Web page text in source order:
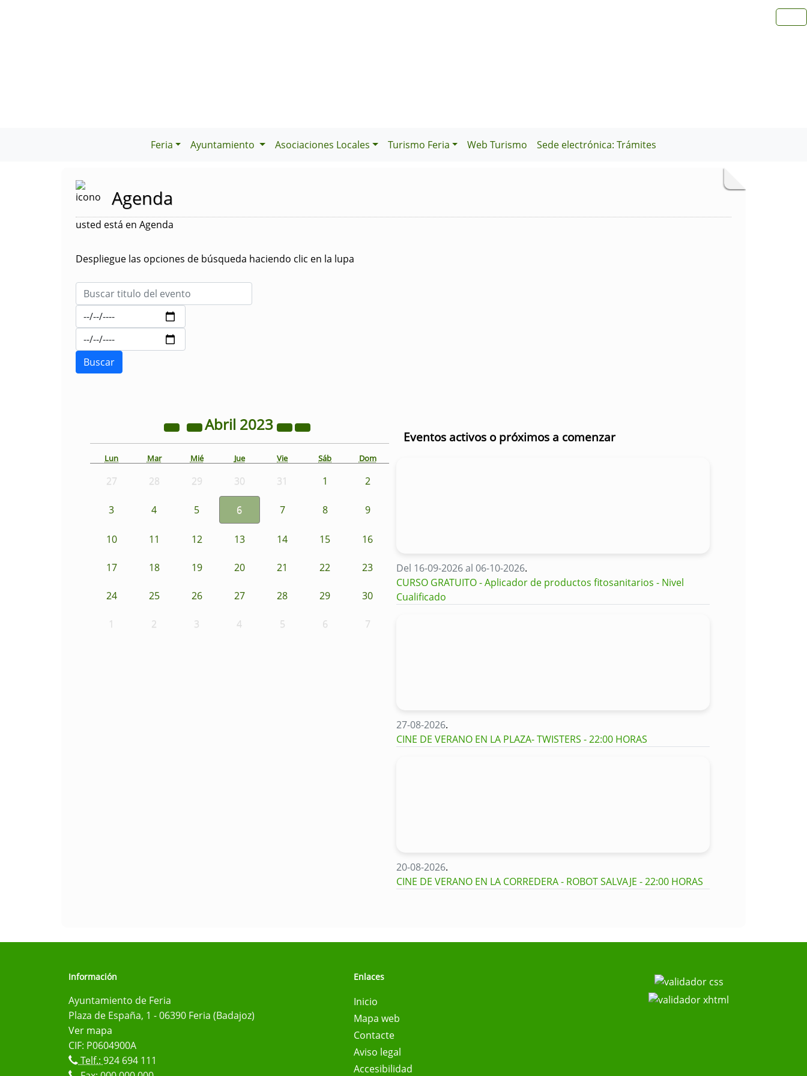
Feria Ayuntamiento Asociaciones Locales Turismo Feria Web Turismo Sede electrónica: Trámites
Agenda
usted está en Agenda
Despliegue las opciones de búsqueda haciendo clic en la lupa
Abril 2023
Lun Mar Mié Jue Vie Sáb Dom
27 28 29 30 31 1 2
3 4 5 6 7 8 9
10 11 12 13 14 15 16
17 18 19 20 21 22 23
24 25 26 27 28 29 30
1 2 3 4 5 6 7
Eventos activos o próximos a comenzar
Del 16-09-2026 al 06-10-2026.
CURSO GRATUITO - Aplicador de productos fitosanitarios - Nivel
Cualificado
27-08-2026.
CINE DE VERANO EN LA PLAZA- TWISTERS - 22:00 HORAS
20-08-2026.
CINE DE VERANO EN LA CORREDERA - ROBOT SALVAJE - 22:00 HORAS
Información
Ayuntamiento de Feria
Plaza de España, 1 - 06390 Feria (Badajoz)
Ver mapa
CIF: P0604900A
Telf.: 924 694 111
Enlaces
Inicio
Mapa web
Contacte
Aviso legal
Accesibilidad